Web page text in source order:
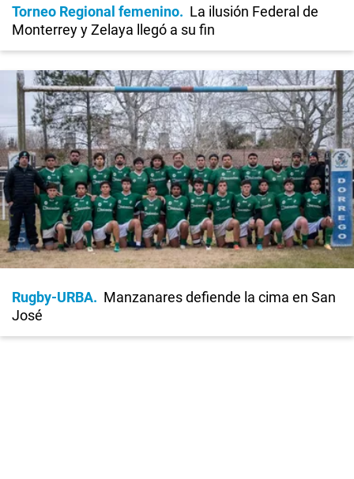
Torneo Regional femenino
La ilusión Federal de
Monterrey y Zelaya llegó a su fin
Rugby-URBA
Manzanares defiende la cima en San
José